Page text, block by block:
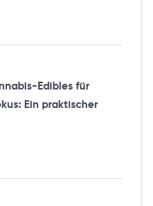
Edibles für
Ein praktischer